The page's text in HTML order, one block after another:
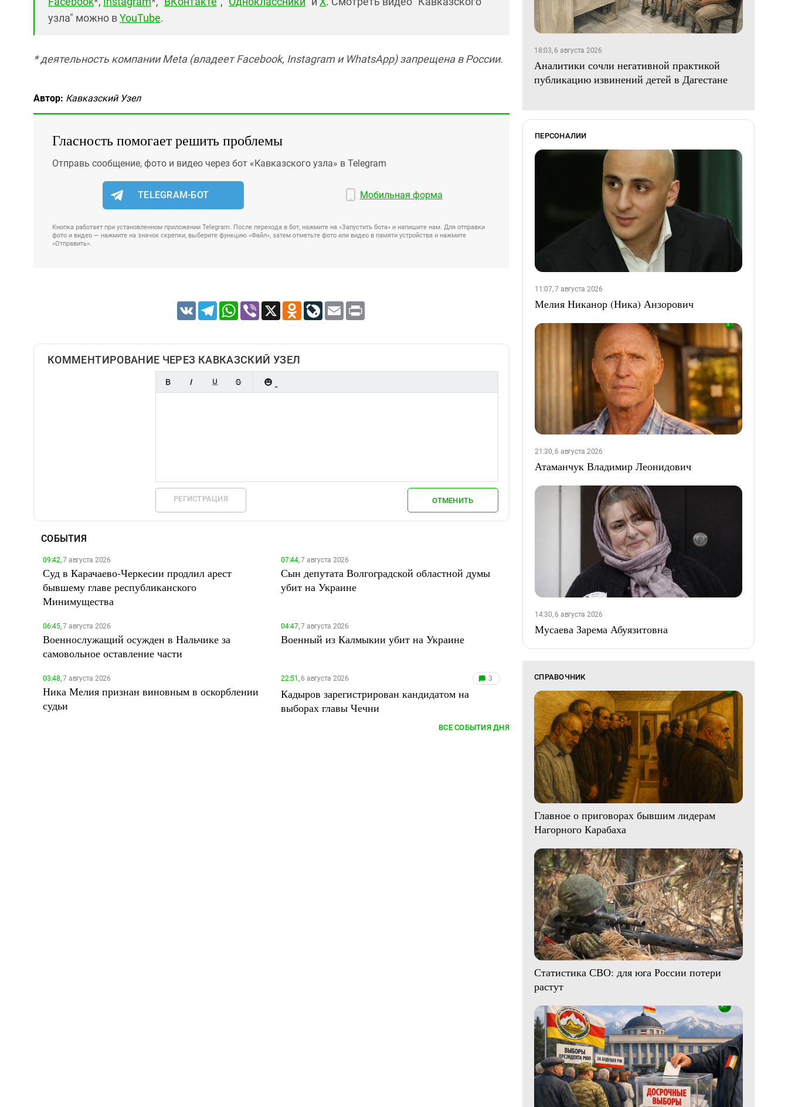
узла" можно вYouTube.
* деятельность компании Meta (владеет Facebook, Instagram и WhatsApp) запрещена в России.
Автор: Кавказский Узел
Гласность помогает решить проблемы
Отправь сообщение, фото и видео через бот «Кавказского узла» в Telegram
TELEGRAM-БОТ Мобильная форма
Кнопка работает при установленном приложении Telegram. После перехода в бот, нажмите на «Запустить бота» и напишите нам. Для отправки
фото и видео — нажмите на значок скрепки, выберите функцию «Файл», затем отметьте фото или видео в памяти устройства и нажмите
«Отправить».
VK TelegramWhatsApp
Viber X Odnoklassniki
LiveJournal
Email
КОММЕНТИРОВАНИЕ ЧЕРЕЗ КАВКАЗСКИЙ УЗЕЛ
РЕГИСТРАЦИЯ ОТМЕНИТЬ
СОБЫТИЯ
09:42,7 августа 2026
Суд в Карачаево-Черкесии продлил арест
бывшему главе республиканского
Минимущества
07:44,7 августа 2026
Сын депутата Волгоградской областной думы
убит на Украине
06:45,7 августа 2026
Военнослужащий осужден в Нальчике за
самовольное оставление части
04:47,7 августа 2026
Военный из Калмыкии убит на Украине
03:48,7 августа 2026
Ника Мелия признан виновным в оскорблении
судьи
22:51,6 августа 2026 3
Кадыров зарегистрирован кандидатом на
выборах главы Чечни
ВСЕ СОБЫТИЯ ДНЯ
18:03, 6 августа 2026
Аналитики сочли негативной практикой
публикацию извинений детей в Дагестане
ПЕРСОНАЛИИ
11:07, 7 августа 2026
Мелия Никанор (Ника) Анзорович
21:30, 6 августа 2026
Атаманчук Владимир Леонидович
14:30, 6 августа 2026
Мусаева Зарема Абуязитовна
СПРАВОЧНИК
Главное о приговорах бывшим лидерам
Нагорного Карабаха
Статистика СВО: для юга России потери
растут